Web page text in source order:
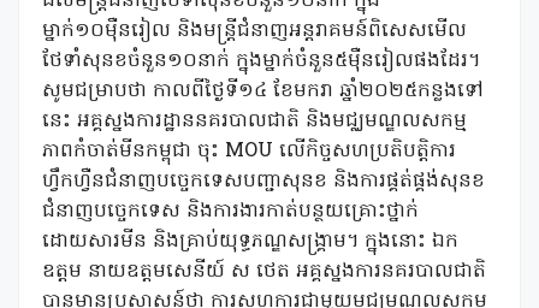
ម្នាក់១០ម៉ឺនរៀល និងមន្រ្តីជំនាញអន្តរាគមន៍ពិសេសមើល
ថែទាំសុនខចំនួន១០នាក់ ក្នុងម្នាក់ចំនួន៥ម៉ឺនរៀលផងដែរ។
សូមជម្រាបថា កាលពីថ្ងៃទី១៤ ខែមករា ឆ្នាំ២០២៥កន្លងទៅ
នេះ អគ្គស្នងការដ្ឋាននគរបាលជាតិ និងមជ្ឈមណ្ឌលសកម្ម
ភាពកំចាត់មីនកម្ពុជា ចុះ MOU លើកិច្ចសហប្រតិបត្តិការ
ហ្វឹកហ្វឺនជំនាញបច្ចេកទេសបញ្ជាសុនខ និងការផ្គត់ផ្គង់សុនខ
ជំនាញបច្ចេកទេស និងការងារកាត់បន្ថយគ្រោះថ្នាក់
ដោយសារមីន និងគ្រាប់យុទ្ធភណ្ឌសង្រ្គាម។ ក្នុងនោះ ឯក
ឧត្តម នាយឧត្តមសេនីយ៍ ស ថេត អគ្គស្នងការនគរបាលជាតិ
បានមានប្រសាសន៍ថា ការសហការជាមួយមជ្ឈមណ្ឌលសកម្ម